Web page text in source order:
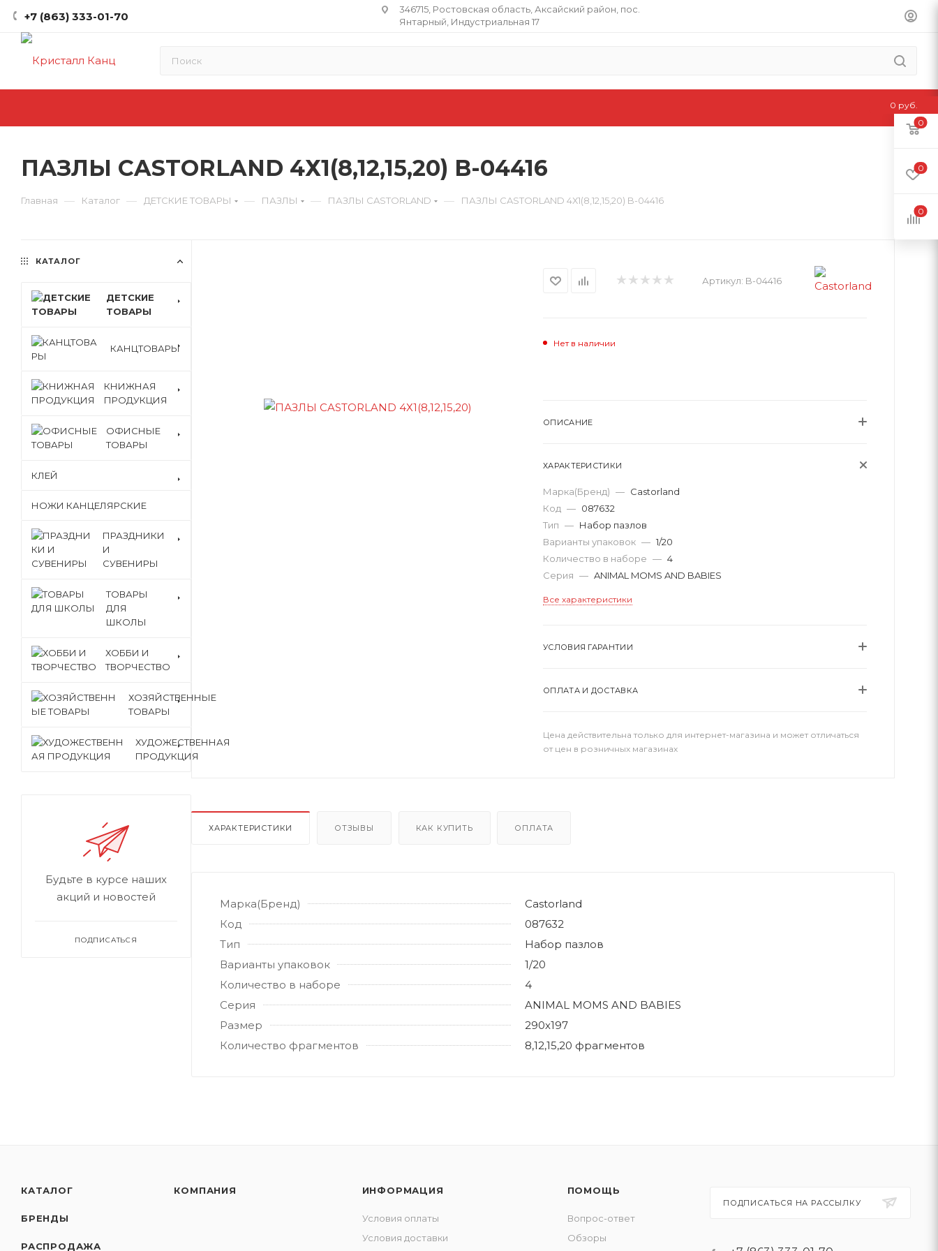
+7 (863) 333-01-70
346715, Ростовская область​, Аксайский район, пос.
Янтарный, Индустриальная 17
ПАЗЛЫ CASTORLAND 4Х1(8,12,15,20) B-04416
Главная — Каталог — ДЕТСКИЕ ТОВАРЫ — ПАЗЛЫ — ПАЗЛЫ CASTORLAND — ПАЗЛЫ CASTORLAND 4Х1(8,12,15,20) B-04416
Артикул: B-04416
Нет в наличии
ОПИСАНИЕ
ХАРАКТЕРИСТИКИ
Марка(Бренд) — Castorland
Код — 087632
Тип — Набор пазлов
Варианты упаковок — 1/20
Количество в наборе — 4
Серия — ANIMAL MOMS AND BABIES
Все характеристики
УСЛОВИЯ ГАРАНТИИ
ОПЛАТА И ДОСТАВКА
Цена действительна только для интернет-магазина и может отличаться
от цен в розничных магазинах
ХАРАКТЕРИСТИКИ ОТЗЫВЫ КАК КУПИТЬ ОПЛАТА
Марка(Бренд)
Castorland
Код
087632
Тип
Набор пазлов
Варианты упаковок
1/20
Количество в наборе
4
Серия
ANIMAL MOMS AND BABIES
Размер
290х197
Количество фрагментов
8,12,15,20 фрагментов
КАТАЛОГ
ДЕТСКИЕ
ТОВАРЫ
КАНЦТОВАРЫ
КНИЖНАЯ
ПРОДУКЦИЯ
ОФИСНЫЕ
ТОВАРЫ
КЛЕЙ
НОЖИ КАНЦЕЛЯРСКИЕ
ПРАЗДНИКИ
И
СУВЕНИРЫ
ТОВАРЫ
ДЛЯ
ШКОЛЫ
ХОББИ И
ТВОРЧЕСТВО
ХОЗЯЙСТВЕННЫЕ
ТОВАРЫ
ХУДОЖЕСТВЕННАЯ
ПРОДУКЦИЯ
Будьте в курсе наших
акций и новостей
ПОДПИСАТЬСЯ
КАТАЛОГ
БРЕНДЫ
РАСПРОДАЖА
КОМПАНИЯ ИНФОРМАЦИЯ
Условия оплаты
Условия доставки
ПОМОЩЬ
Вопрос-ответ
Обзоры
ПОДПИСАТЬСЯ НА РАССЫЛКУ
0
0
0
0 руб.